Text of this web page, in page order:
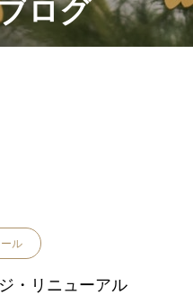
ログ
ル
・リニューアル